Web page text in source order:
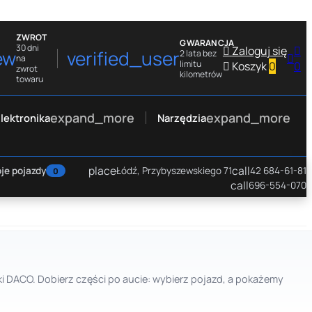
ZWROT
30 dni
na
zwrot
towaru
verified_user
GWARANCJA
2 lata bez
limitu
kilometrów
Zaloguj się
 Koszyk0 
0
expand_more Narzędziaexpand_more
pojazdy 0 placeŁódź, Przybyszewskiego 71call42 684-61-81
call696-554-070
Dobierz części po aucie: wybierz pojazd, a pokażemy